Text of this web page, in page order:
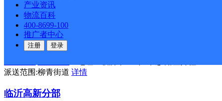
产业资讯
物流百科
400-8699-100
推广者中心
注册 登录
优速快递 更多号码
派送范围:富官庄镇,圈里乡,崔家峪镇,泉庄镇,龙家圈街道,高
UH临沂柳青美丽
派送范围:柳青街道 详情
临沂高新分部